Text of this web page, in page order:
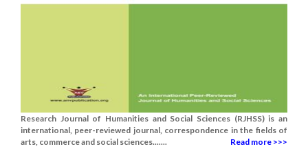
Research Journal of Humanities and Social Sciences (RJHSS) is an
international, peer-reviewed journal, correspondence in the fields of
arts, commerce and social sciences.......
Read more >>>